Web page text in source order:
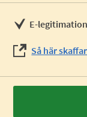
E-legitimation
Så här